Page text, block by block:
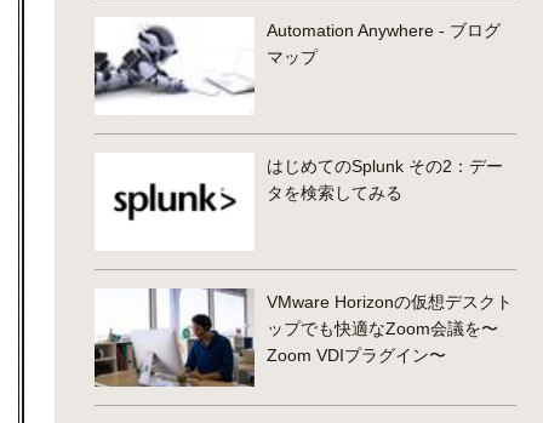
Automation Anywhere - ブログ
マップ
はじめてのSplunk その2：デー
タを検索してみる
VMware Horizonの仮想デスクト
ップでも快適なZoom会議を〜
Zoom VDIプラグイン〜